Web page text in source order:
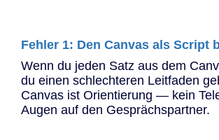
Fehler 1: Den Canvas als Script
Wenn du jeden Satz aus dem
du einen schlechteren Leitfaden
Canvas ist Orientierung — kein
Augen auf den Gesprächspartner.